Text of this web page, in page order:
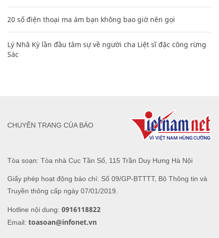
20 số điện thoại ma ám bạn không bao giờ nên gọi
Lý Nhã Kỳ lần đầu tâm sự về người cha Liệt sĩ đặc công rừng
Sác
Tòa soạn: Tòa nhà Cục Tần Số, 115 Trần Duy Hưng Hà Nội
Giấy phép hoạt động báo chí: Số 09/GP-BTTTT, Bộ Thông tin và
Truyền thông cấp ngày 07/01/2019.
Hotline nội dung: 0916118822
Email: toasoan@infonet.vn
CHUYÊN TRANG CỦA BÁO